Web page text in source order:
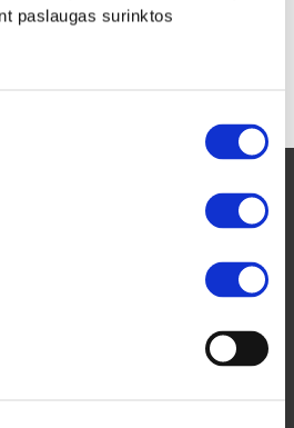
paslaugas surinktos